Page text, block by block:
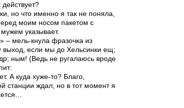
но что именно я так не поняла,
моим носом пакетом с
указывает.
– мель-кнула фразочка из
выход, если мы до Хельсинки ещ;
ным! (Ведь не ругалаюсь вроде
А куда хуже-то? Благо,
станции ждал, но в тот момент я